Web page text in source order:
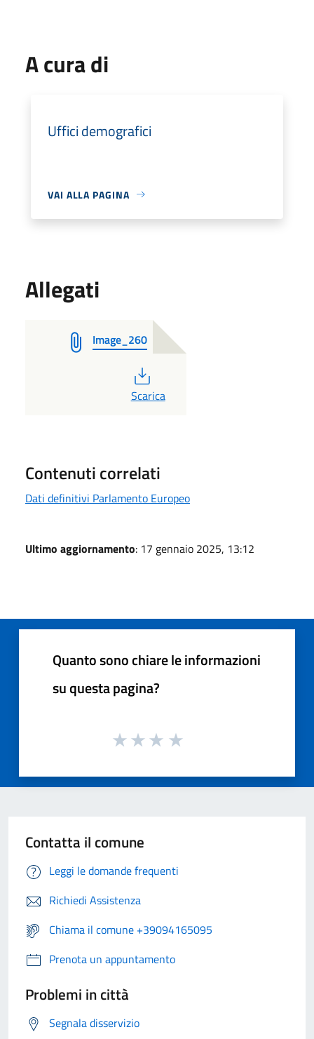
A cura di
Uffici demografici
VAI ALLA PAGINA
Allegati
Image_260
PDF
Scarica
Contenuti correlati
Dati definitivi Parlamento Europeo
Ultimo aggiornamento: 17 gennaio 2025, 13:12
Quanto sono chiare le informazioni
su questa pagina?
Contatta il comune
Leggi le domande frequenti
Richiedi Assistenza
Chiama il comune +39094165095
Prenota un appuntamento
Problemi in città
Segnala disservizio